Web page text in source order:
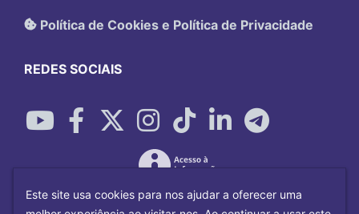
Política de Cookies e Política de Privacidade
REDES SOCIAIS
Este site usa cookies para nos ajudar a oferecer uma